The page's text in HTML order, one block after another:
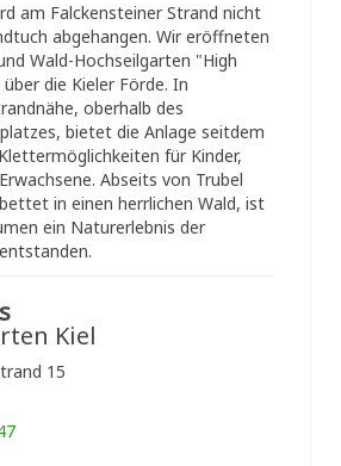
am Falckensteiner Strand nicht
abgehangen. Wir eröffneten
Wald-Hochseilgarten "High
die Kieler Förde. In
oberhalb des
bietet die Anlage seitdem
für Kinder,
Abseits von Trubel
in einen herrlichen Wald, ist
ein Naturerlebnis der
Kiel
15